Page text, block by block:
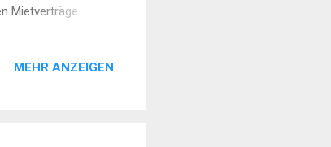
Mietverträge.
– 50.000 SYP für
MEHR ANZEIGEN